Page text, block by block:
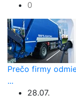
0
Prečo firmy
...
28.07.